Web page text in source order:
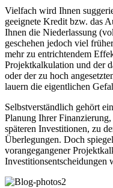
Vielfach wird Ihnen
geeignete Kredit bzw. das
Ihnen die Niederlassung
geschehen jedoch viel
mehr zu entrichtendem
Projektkalkulation und der
oder der zu hoch
lauern die eigentlichen
Selbstverständlich gehört
Planung Ihrer
späteren Investitionen, zu
Überlegungen. Doch
vorangegangener
Investitionsentscheidungen